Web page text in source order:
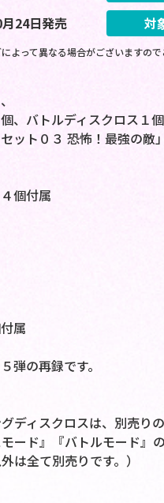
月24日発売 対
よって異なる場合がございますの
、バトルディスクロス１
ット０３ 恐怖！最強の敵
個付属
属
弾の再録です。
ディスクロスは、別売り
ード』『バトルモード』
は全て別売りです。）